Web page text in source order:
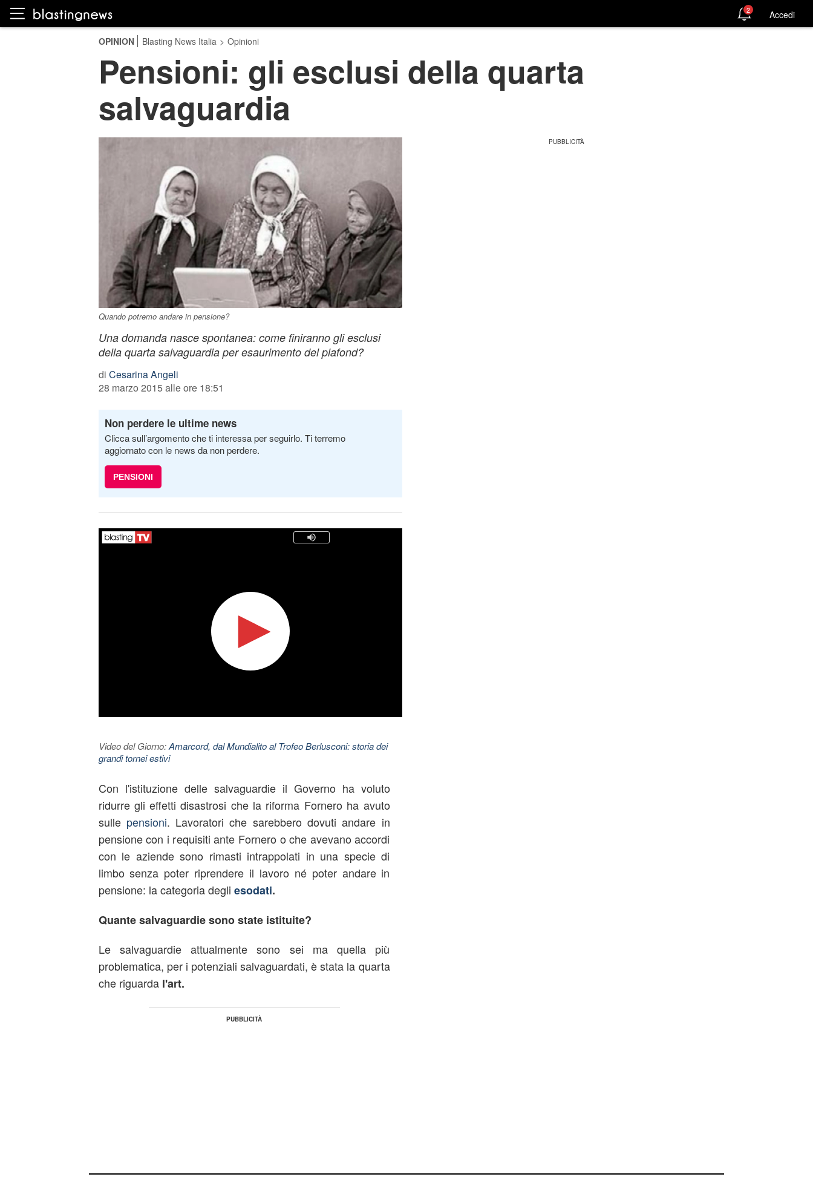
2 Accedi
OPINION Blasting News Italia > Opinioni
Pensioni: gli esclusi della quarta
salvaguardia
Quando potremo andare in pensione?
Una domanda nasce spontanea: come finiranno gli esclusi
della quarta salvaguardia per esaurimento del plafond?
di Cesarina Angeli
28 marzo 2015 alle ore 18:51
Non perdere le ultime news
Clicca sull’argomento che ti interessa per seguirlo. Ti terremo
aggiornato con le news da non perdere.
PENSIONI
Video del Giorno:Amarcord, dal Mundialito al Trofeo Berlusconi: storia dei
grandi tornei estivi
Con l'istituzione delle salvaguardie il Governo ha voluto
ridurre gli effetti disastrosi che la riforma Fornero ha avuto
sulle pensioni. Lavoratori che sarebbero dovuti andare in
pensione con i requisiti ante Fornero o che avevano accordi
con le aziende sono rimasti intrappolati in una specie di
limbo senza poter riprendere il lavoro né poter andare in
pensione: la categoria degli esodati.
Quante salvaguardie sono state istituite?
Le salvaguardie attualmente sono sei ma quella più
problematica, per i potenziali salvaguardati, è stata la quarta
che riguarda l'art.